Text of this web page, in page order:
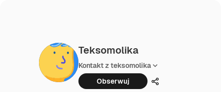
Teksomolika
Kontakt z teksomolika
Obserwuj
Udostępnij